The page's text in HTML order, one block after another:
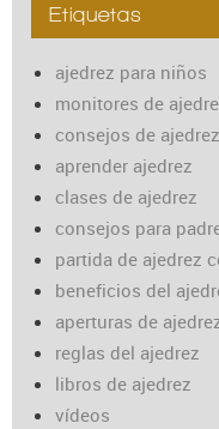
Etiquetas
ajedrez para niños
monitores de
consejos de
aprender ajedrez
clases de ajedrez
consejos para
partida de ajedrez
beneficios del
aperturas de
reglas del ajedrez
libros de ajedrez
vídeos